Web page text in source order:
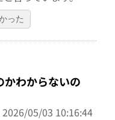
った
かわからないの
2026/05/03 10:16:44